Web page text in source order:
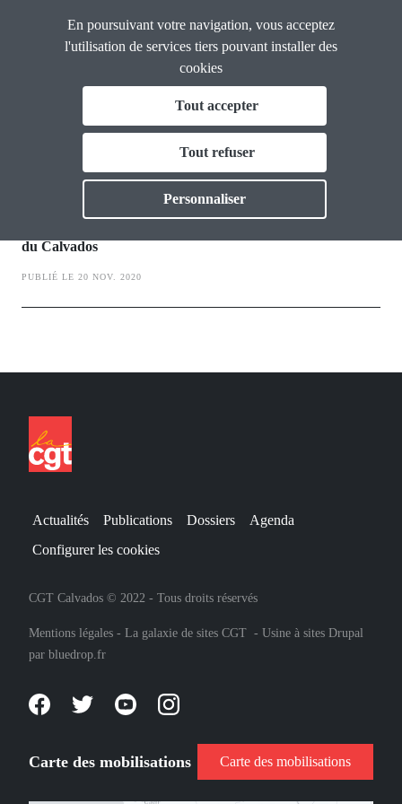
CGT
Calvados
La CGT Calvados
Actualités
Formations
Thématiques
actualité
Loi " Sécurité globale " Les libertés publiques en danger !
du Calvados
PUBLIÉ LE 20 NOV. 2020
Actualités Publications Dossiers
Agenda
Configurer les cookies
CGT Calvados © 2022 - Tous droits réservés
Mentions légales - La galaxie de sites CGT - Usine à sites Drupal
par bluedrop.fr
Carte des mobilisations Carte des mobilisations
En poursuivant votre navigation, vous acceptez
l'utilisation de services tiers pouvant installer des
cookies
Tout accepter
Tout refuser
Personnaliser